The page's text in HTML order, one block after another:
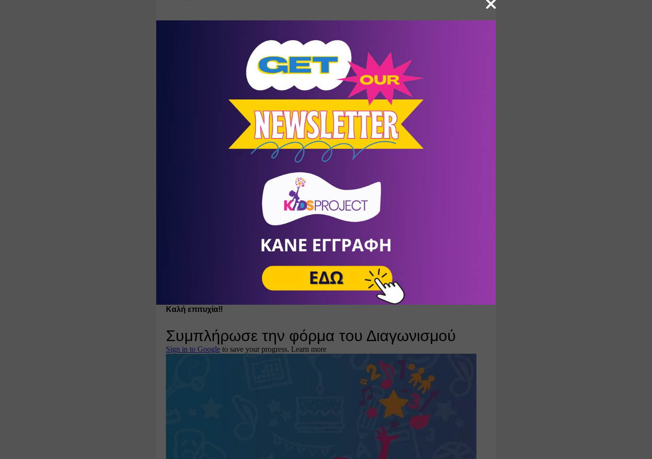
Κάνε like στο post (προαιρετικά μπορείτε να αφήσετε και ένα ευχαριστήριο σχόλιο)
Συμπλήρωσε την παρακάτω φόρμα του Διαγωνισμού
Κάνε follow στο Kidsproject και στο ΚΟΠΕΡΝΙΚΟΣ
προαιρετικά μπορείτε να αφήσετε και ένα ευχαριστήριο σχόλιο)
Συμπλήρωσε την παρακάτω φόρμα του Διαγωνισμού
Ο Διαγωνισμός θα ολοκληρωθεί το Σάββατο 14 Ιανουρίου και ώρα 10:00
αντίστοιχες φορές και τη φόρμα συμμετοχής!
Καλή επιτυχία‼️